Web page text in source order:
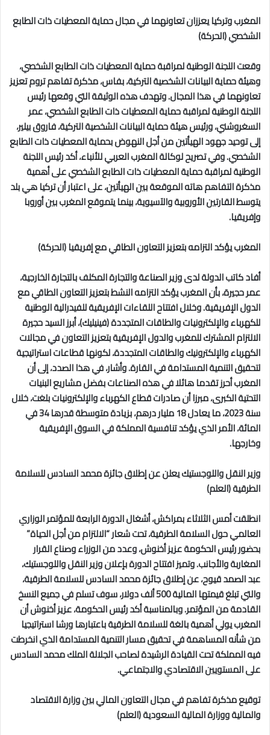
المغرب وتركيا يعززان تعاونهما في مجال حماية المعطيات ذات الطابع
الشخصي (الحركة)
وقعت اللجنة الوطنية لمراقبة حماية المعطيات ذات الطابع الشخصي،
وهيئة حماية البيانات الشخصية التركية، بفاس، مذكرة تفاهم تروم تعزيز
تعاونهما في هذا المجال. وتهدف هذه الوثيقة التي وقعها رئيس
اللجنة الوطنية لمراقبة حماية المعطيات ذات الطابع الشخصي، عمر
السغروشني، ورئيس هيئة حماية البيانات الشخصية التركية، فاروق بيلير،
إلى توحيد جهود الهيأتين من أجل النهوض بحماية المعطيات ذات الطابع
الشخصي. وفي تصريح لوكالة المغرب العربي للأنباء، أكد رئيس اللجنة
الوطنية لمراقبة حماية المعطيات ذات الطابع الشخصي على أهمية
مذكرة التفاهم هاته الموقعة بين الهيأتين، على اعتبار أن تركيا هي بلد
يتوسط القارتين الأوروبية والآسيوية، بينما يتموقع المغرب بين أوروبا
وإفريقيا.
المغرب يؤكد التزامه بتعزيز التعاون الطاقي مع إفريقيا (الحركة)
أفاد كاتب الدولة لدى وزير الصناعة والتجارة المكلف بالتجارة الخارجية،
عمر حجيرة، بأن المغرب يؤكد التزامه النشط بتعزيز التعاون الطاقي مع
الدول الإفريقية. وخلال افتتاح اللقاءات الإفريقية للفيدرالية الوطنية
للكهرباء والإلكترونيات والطاقات المتجددة (فينيليك)، أبرز السيد حجيرة
الالتزام المشترك للمغرب والدول الإفريقية بتعزيز التعاون في مجالات
الكهرباء والإلكترونيك والطاقات المتجددة، لكونها قطاعات استراتيجية
لتحقيق التنمية المستدامة في القارة. وأشار، في هذا الصدد، إلى أن
المغرب أحرز تقدما هائلا في هذه الصناعات بفضل مشاريع البنيات
التحتية الكبرى، مبرزا أن صادرات قطاع الكهرباء والإلكترونيات بلغت، خلال
سنة 2023، ما يعادل 18 مليار درهم، بزيادة متوسطة قدرها 34 في
المائة، الأمر الذي يؤكد تنافسية المملكة في السوق الإفريقية
وخارجها.
وزير النقل واللوجستيك يعلن عن إطلاق جائزة محمد السادس للسلامة
الطرقية (العلم)
انطلقت أمس الثلاثاء بمراكش، أشغال الدورة الرابعة للمؤتمر الوزاري
العالمي حول السلامة الطرقية، تحت شعار “الالتزام من أجل الحياة”
بحضور رئيس الحكومة عزيز أخنوش، وعدد من الوزراء وصناع القرار
المغاربة والأجانب. وتميز افتتاح الدورة بإعلان وزير النقل واللوجستيك،
عبد الصمد قيوح، عن إطلاق جائزة محمد السادس للسلامة الطرقية،
والتي تبلغ قيمتها المالية 500 ألف دولار، سوف تسلم في جميع النسخ
القادمة من المؤتمر. وبالمناسبة أكد رئيس الحكومة، عزيز أخنوش أن
المغرب يولي أهمية بالغة للسلامة الطرقية باعتبارها ورشا استراتيجيا
من شأنه المساهمة في تحقيق مسار التنمية المستدامة الذي انخرطت
فيه المملكة تحت القيادة الرشيدة لصاحب الجلالة الملك محمد السادس
على المستويين الاقتصادي والاجتماعي.
توقيع مذكرة تفاهم في مجال التعاون المالي بين وزارة الاقتصاد
والمالية ووزارة المالية السعودية (العلم)